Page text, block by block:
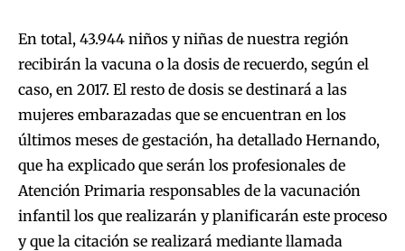
En total, 43.944 niños y niñas de nuestra región
recibirán la vacuna o la dosis de recuerdo, según el
caso, en 2017. El resto de dosis se destinará a las
mujeres embarazadas que se encuentran en los
últimos meses de gestación, ha detallado Hernando,
que ha explicado que serán los profesionales de
Atención Primaria responsables de la vacunación
infantil los que realizarán y planificarán este proceso
y que la citación se realizará mediante llamada